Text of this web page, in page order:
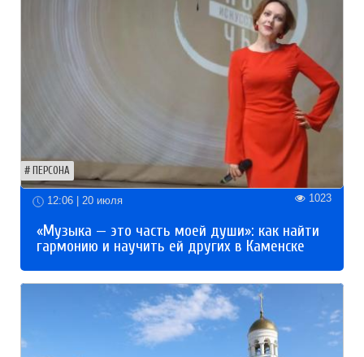
ПЕРСОНА
12:06 | 20 июля 1023
«Музыка — это часть моей души»: как найти
гармонию и научить ей других в Каменске